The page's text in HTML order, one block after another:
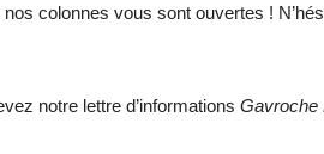
colonnes vous sont ouvertes !
notre lettre d’informations Gavroche